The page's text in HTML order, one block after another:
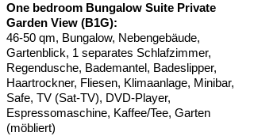
One bedroom Bungalow Suite Private
Garden View (B1G):
46-50 qm, Bungalow, Nebengebäude,
Gartenblick, 1 separates Schlafzimmer,
Regendusche, Bademantel, Badeslipper,
Haartrockner, Fliesen, Klimaanlage, Minibar,
Safe, TV (Sat-TV), DVD-Player,
Espressomaschine, Kaffee/Tee, Garten
(möbliert)